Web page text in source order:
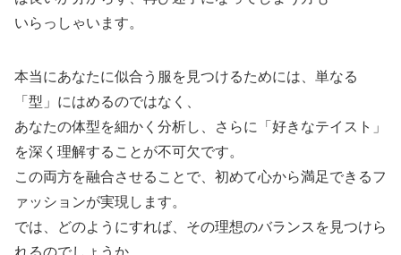
いらっしゃいます。
本当にあなたに似合う服を見つけるためには、単なる
「型」にはめるのではなく、
あなたの体型を細かく分析し、さらに「好きなテイスト」
を深く理解することが不可欠です。
この両方を融合させることで、初めて心から満足できるフ
ァッションが実現します。
では、どのようにすれば、その理想のバランスを見つけら
れるのでしょうか。